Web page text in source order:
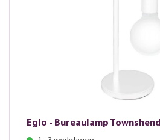
Eglo - Bureaulamp Townshend